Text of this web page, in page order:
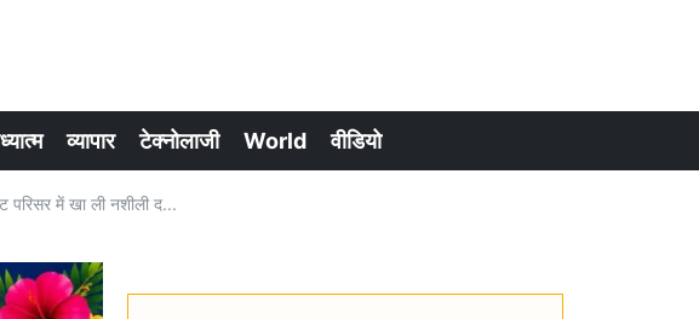
व्यापार टेक्नोलाजी World वीडियो
में खा ली नशीली द...